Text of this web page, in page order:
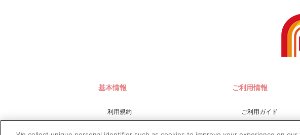
基本情報
利用規約
ご利用情報
ご利用ガイド